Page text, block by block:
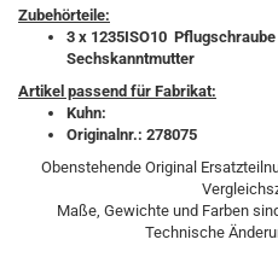
Zubehörteile:
3 x 1235ISO10
Sechskanntmutter
Artikel passend für Fabrikat:
Kuhn:
Originalnr.: 278075
Obenstehende Original
Maße, Gewichte und Farben
Technische